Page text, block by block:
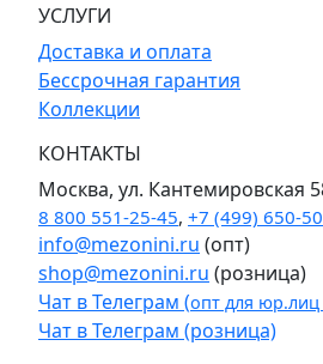
УСЛУГИ
Доставка и оплата
Бессрочная гарантия
Коллекции
КОНТАКТЫ
Москва, ул. Кантемировская
8 800 551-25-45, +7 (499) 650-
info@mezonini.ru (опт)
shop@mezonini.ru (розница)
Чат в Телеграм (опт для
Чат в Телеграм (розница)